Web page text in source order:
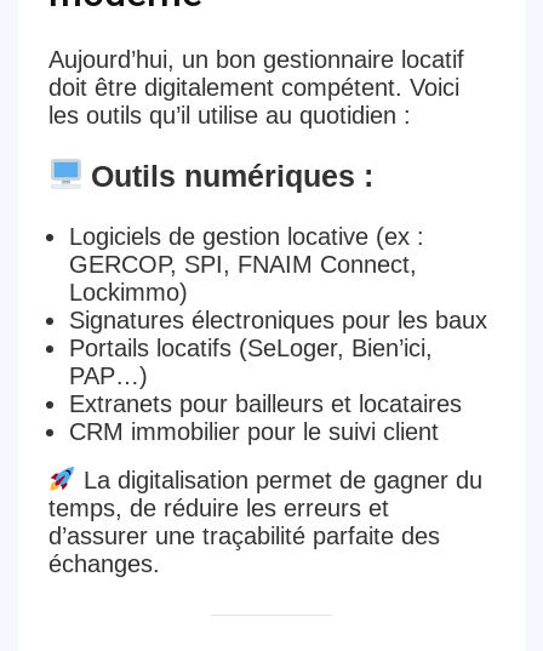
Aujourd’hui, un bon gestionnaire locatif
doit être digitalement compétent. Voici
les outils qu’il utilise au quotidien :
Outils numériques :
Logiciels de gestion locative(ex :
GERCOP, SPI, FNAIM Connect,
Lockimmo)
Signatures électroniquespour les baux
Portails locatifs(SeLoger, Bien’ici,
PAP…)
Extranets pour bailleurs et locataires
CRM immobilierpour le suivi client
La digitalisation permet de gagner du
temps, de réduire les erreurset
d’assurer une traçabilité parfaitedes
échanges.